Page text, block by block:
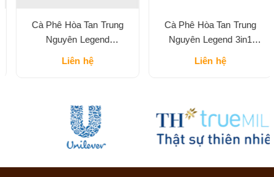
Cà Phê Hòa Tan Trung
Nguyên Legend
Liên hệ
Cà Phê Hòa Tan Trung
Nguyên Legend 3in1
Liên hệ